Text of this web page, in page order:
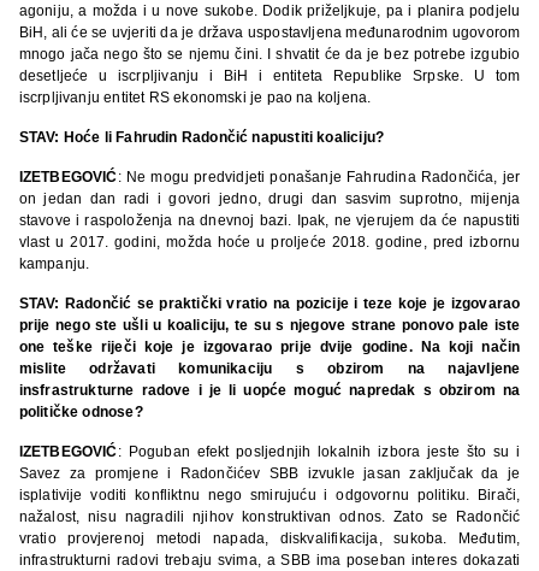
agoniju, a možda i u nove sukobe. Dodik priželjkuje, pa i planira podjelu
BiH, ali će se uvjeriti da je država uspostavljena međunarodnim ugovorom
mnogo jača nego što se njemu čini. I shvatit će da je bez potrebe izgubio
desetljeće u iscrpljivanju i BiH i entiteta Republike Srpske. U tom
iscrpljivanju entitet RS ekonomski je pao na koljena.
STAV: Hoće li Fahrudin Radončić napustiti koaliciju?
IZETBEGOVIĆ: Ne mogu predvidjeti ponašanje Fahrudina Radončića, jer
on jedan dan radi i govori jedno, drugi dan sasvim suprotno, mijenja
stavove i raspoloženja na dnevnoj bazi. Ipak, ne vjerujem da će napustiti
vlast u 2017. godini, možda hoće u proljeće 2018. godine, pred izbornu
kampanju.
STAV: Radončić se praktički vratio na pozicije i teze koje je izgovarao
prije nego ste ušli u koaliciju, te su s njegove strane ponovo pale iste
one teške riječi koje je izgovarao prije dvije godine. Na koji način
mislite održavati komunikaciju s obzirom na najavljene
insfrastrukturne radove i je li uopće moguć napredak s obzirom na
političke odnose?
IZETBEGOVIĆ: Poguban efekt posljednjih lokalnih izbora jeste što su i
Savez za promjene i Radončićev SBB izvukle jasan zaključak da je
isplativije voditi konfliktnu nego smirujuću i odgovornu politiku. Birači,
nažalost, nisu nagradili njihov konstruktivan odnos. Zato se Radončić
vratio provjerenoj metodi napada, diskvalifikacija, sukoba. Međutim,
infrastrukturni radovi trebaju svima, a SBB ima poseban interes dokazati